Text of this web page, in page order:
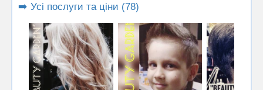
➡️ Усі послуги та ціни (78)